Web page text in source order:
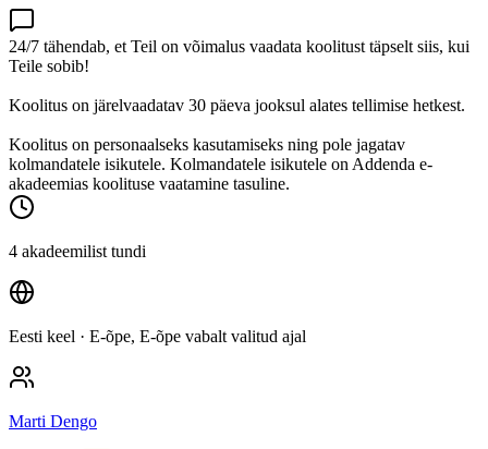
24/7 tähendab, et Teil on võimalus vaadata koolitust täpselt siis, kui
Teile sobib!
Koolitus on järelvaadatav 30 päeva jooksul alates tellimise hetkest.
Koolitus on personaalseks kasutamiseks ning pole jagatav
kolmandatele isikutele. Kolmandatele isikutele on Addenda e-
akadeemias koolituse vaatamine tasuline.
4 akadeemilist tundi
Eesti keel · E-õpe, E-õpe vabalt valitud ajal
Marti Dengo